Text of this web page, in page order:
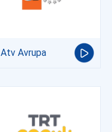
Atv Avrupa